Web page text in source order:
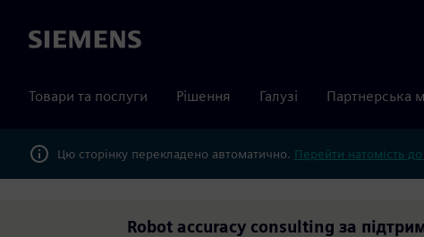
Siemens
Товари та послуги Рішення Галузі Партнерська
Цю сторінку перекладено автоматично. Перейти натомість до
Robot accuracy consulting за